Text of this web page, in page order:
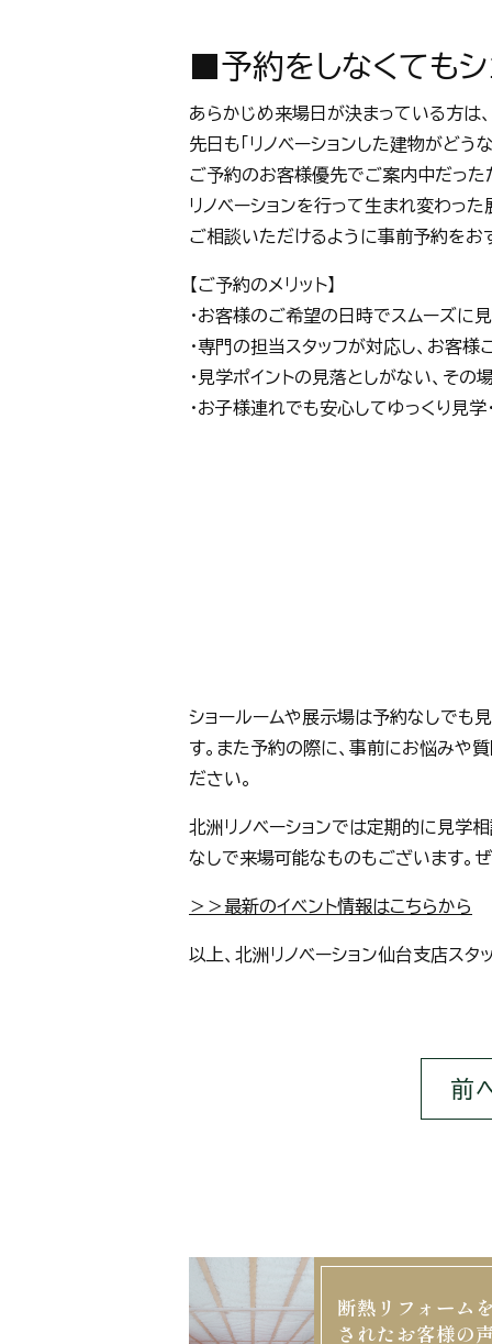
■予約をしなくても
あらかじめ来場日が決まっている方は
先日も「リノベーションした建物がど
ご予約のお客様優先でご案内中だった
リノベーションを行って生まれ変わっ
ご相談いただけるように事前予約をお
【ご予約のメリット】
・お客様のご希望の日時でスムーズに
・専門の担当スタッフが対応し、お客
・見学ポイントの見落としがない、そ
・お子様連れでも安心してゆっくり見学
ショールームや展示場は予約なしでも
す。また予約の際に、事前にお悩みや
ださい。
北洲リノベーションでは定期的に見学
なしで来場可能なものもございます。
＞＞最新のイベント情報はこちらから
以上、北洲リノベーション仙台支店スタッ
前
断熱リフォーム
されたお客様の